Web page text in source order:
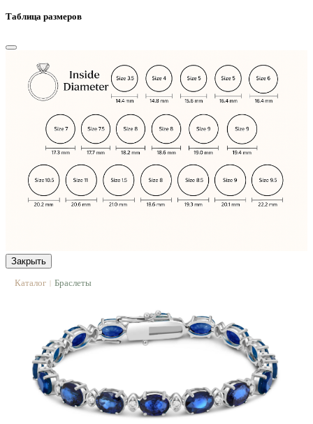
Таблица размеров
Закрыть
Каталог | Браслеты